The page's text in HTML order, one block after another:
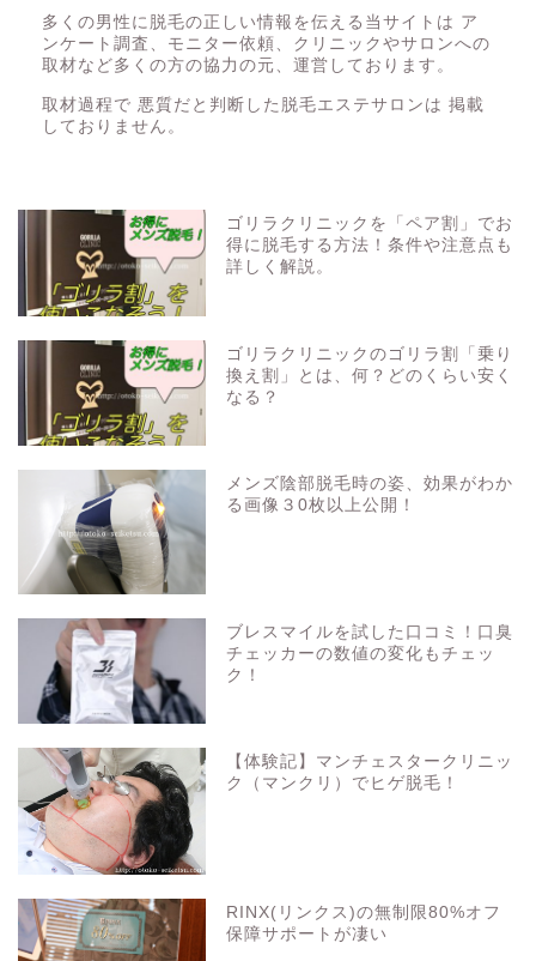
多くの男性に脱毛の正しい情報を伝える当サイトは ア
ンケート調査、モニター依頼、クリニックやサロンへの
取材など多くの方の協力の元、運営しております。
取材過程で 悪質だと判断した脱毛エステサロンは 掲載
しておりません。
ゴリラクリニックを「ペア割」でお
得に脱毛する方法！条件や注意点も
詳しく解説。
ゴリラクリニックのゴリラ割「乗り
換え割」とは、何？どのくらい安く
なる？
メンズ陰部脱毛時の姿、効果がわか
る画像３0枚以上公開！
ブレスマイルを試した口コミ！口臭
チェッカーの数値の変化もチェッ
ク！
【体験記】マンチェスタークリニッ
ク（マンクリ）でヒゲ脱毛！
RINX(リンクス)の無制限80%オフ
保障サポートが凄い